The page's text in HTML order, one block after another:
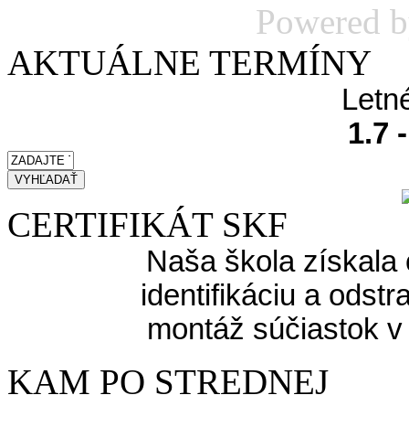
Powered
AKTUÁLNE TERMÍNY
1.7
CERTIFIKÁT SKF
Naša škola získala
identifikáciu a
montáž súčiastok
KAM PO STREDNEJ